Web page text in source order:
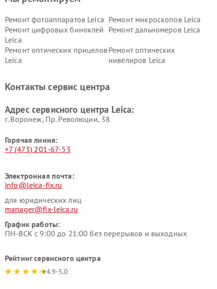
Ремонт фотоаппаратов Leica Ремонт микроскопов Leica
Ремонт цифровых биноклей
Leica
Ремонт дальномеров Leica
Ремонт оптических прицелов
Leica
Ремонт оптических
нивелиров Leica
Контакты сервис центра
Адрес сервисного центра Leica:
г. Воронеж, Пр. Революции, 38
Горячая линия:
+7 (473) 201-67-53
Электронная почта:
info@leica-fix.ru
для юридических лиц
manager@fix-leica.ru
График работы:
ПН-ВСК с 9:00 до 21:00 без перерывов и выходных
Рейтинг сервисного центра
4.9-5.0